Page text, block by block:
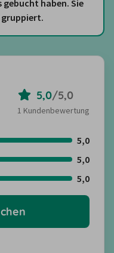
gebucht haben. Sie
gruppiert.
5,0/5,0
1 Kundenbewertung
5,0
5,0
5,0